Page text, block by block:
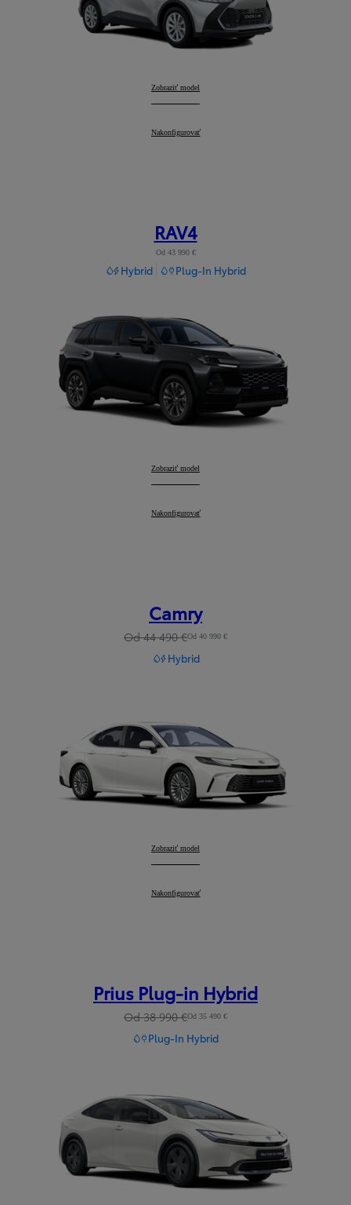
Toyota C-HR:
Zobraziť model
Toyota C-HR:
Nakonfigurovať
RAV4
Od 43 990 €
Hybrid Plug-In Hybrid
RAV4:
Zobraziť model
RAV4:
Nakonfigurovať
Camry
Od 44 490 €Od 40 990 €
Hybrid
Camry:
Zobraziť model
Camry:
Nakonfigurovať
Prius Plug-in Hybrid
Od 38 990 €Od 35 490 €
Plug-In Hybrid